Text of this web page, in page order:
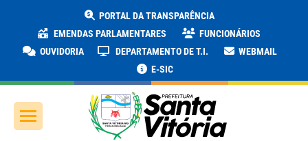
PORTAL DA TRANSPARÊNCIA
EMENDAS PARLAMENTARES
FUNCIONÁRIOS
OUVIDORIA
DEPARTAMENTO DE T.I.
WEBMAIL
E-SIC